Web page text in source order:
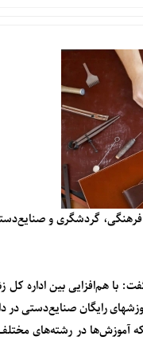
با هم‌افزایی بین اداره
آموزش‌ها در رشته‌های